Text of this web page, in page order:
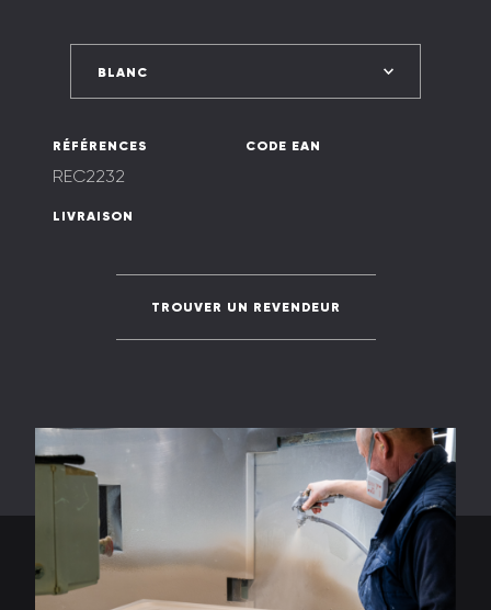
BLANC
RÉFÉRENCES
REC2232
CODE EAN
LIVRAISON
TROUVER UN REVENDEUR